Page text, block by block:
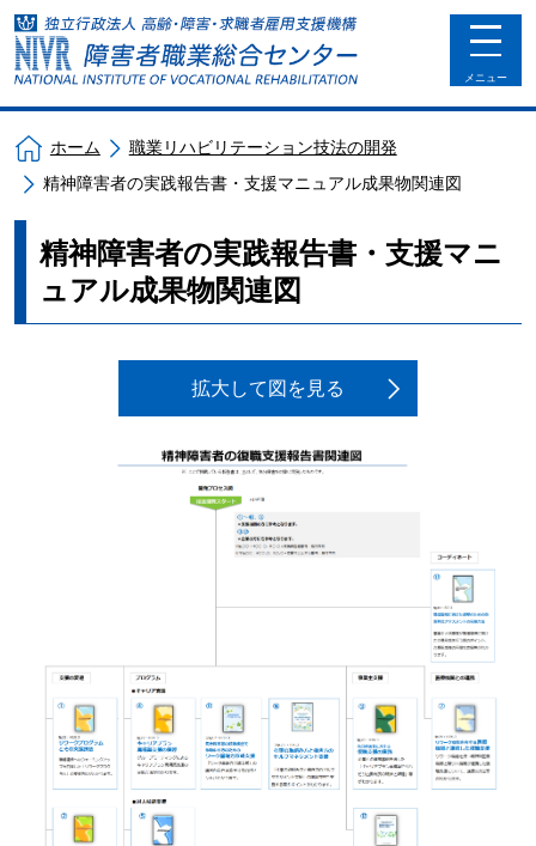
toggle
メニュー
ホーム
職業リハビリテーション技法の開発
精神障害者の実践報告書・支援マニュアル成果物関連図
精神障害者の実践報告書・支援マニ
ュアル成果物関連図
拡大して図を見る